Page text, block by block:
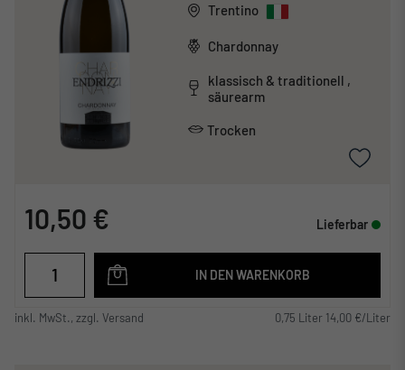
Trentino
Chardonnay
klassisch & traditionell ,
säurearm
Trocken
10,50 € Lieferbar
IN DEN WARENKORB
inkl. MwSt., zzgl. Versand 0,75 Liter 14,00 €/Liter